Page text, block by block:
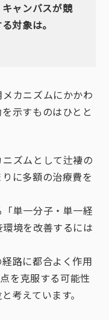
ャンバスが競
対象は。
カニズムにかかわ
示すものはひとと
ズムとして辻褄の
に多額の治療費を
単一分子・単一経
境を改善するには
路に都合よく作用
を克服する可能性
考えています。